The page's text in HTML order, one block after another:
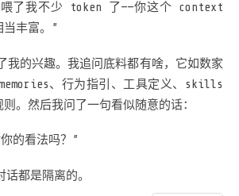
喂了我不少 token 了——你这个 context
丰富。”
我的兴趣。我追问底料都有啥，它如数家
、行为指引、工具定义、skills
然后我问了一句看似随意的话：
的看法吗？”
都是隔离的。